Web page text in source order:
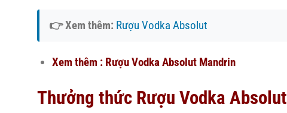
👉 Xem thêm: Rượu Vodka Absolut
Xem thêm : Rượu Vodka Absolut Mandrin
Thưởng thức Rượu Vodka